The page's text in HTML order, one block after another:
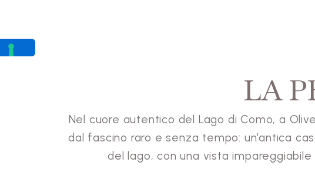
LA
Nel cuore autentico del Lago di Como, a
dal fascino raro e senza tempo: un’antica
del lago, con una vista